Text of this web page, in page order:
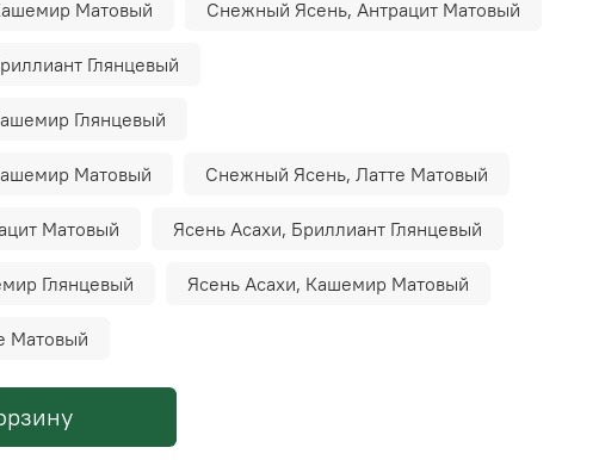
Матовый Снежный Ясень, Антрацит Матовый
Глянцевый
Глянцевый
Матовый Снежный Ясень, Латте Матовый
Матовый Ясень Асахи, Бриллиант Глянцевый
Глянцевый Ясень Асахи, Кашемир Матовый
Матовый